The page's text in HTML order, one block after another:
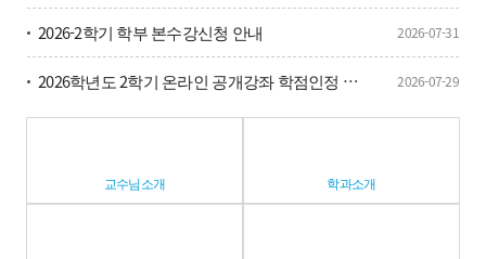
2026-2학기 학부 본수강신청 안내 2026-07-31
2026학년도 2학기 온라인 공개강좌 학점인정 사전 승인 신청 안내 2026-07-29
교수님소개 학과소개